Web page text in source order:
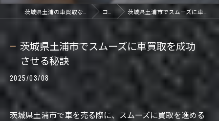
コラム 茨城県土浦市でスムーズに車買取を成功させる秘訣
茨城県土浦市でスムーズに車買取を成功
させる秘訣
2025/03/08
茨城県土浦市で車を売る際に、スムーズに買取を進める